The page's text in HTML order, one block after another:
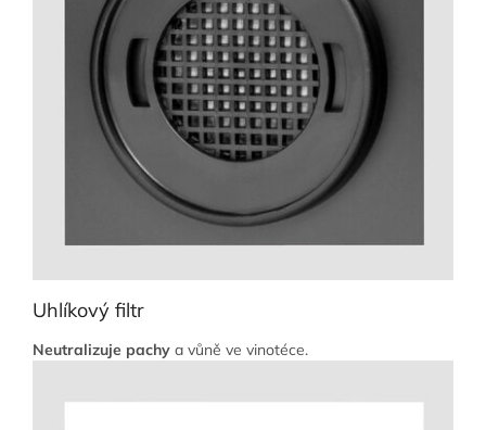
Uhlíkový filtr
Neutralizuje pachy a vůně ve vinotéce.